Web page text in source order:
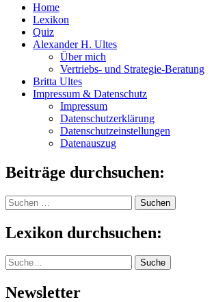
Home
Lexikon
Quiz
Alexander H. Ultes
Über mich
Vertriebs- und Strategie-Beratung
Britta Ultes
Impressum & Datenschutz
Impressum
Datenschutzerklärung
Datenschutzeinstellungen
Datenauszug
Beiträge durchsuchen:
Suchen
nach:
Lexikon durchsuchen:
Suche Suche
Newsletter